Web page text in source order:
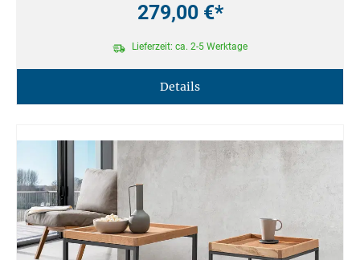
279,00 €*
Lieferzeit: ca. 2-5 Werktage
Details